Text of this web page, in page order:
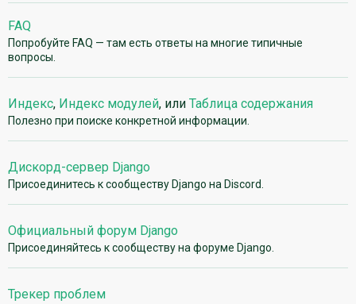
FAQ
Попробуйте FAQ — там есть ответы на многие типичные
вопросы.
Индекс, Индекс модулей, или Таблица содержания
Полезно при поиске конкретной информации.
Дискорд-сервер Django
Присоединитесь к сообществу Django на Discord.
Официальный форум Django
Присоединяйтесь к сообществу на форуме Django.
Трекер проблем